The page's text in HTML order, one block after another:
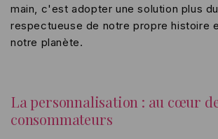
main, c'est adopter une solution plus
respectueuse de notre propre histoire
notre planète.
La personnalisation : au cœur
consommateurs